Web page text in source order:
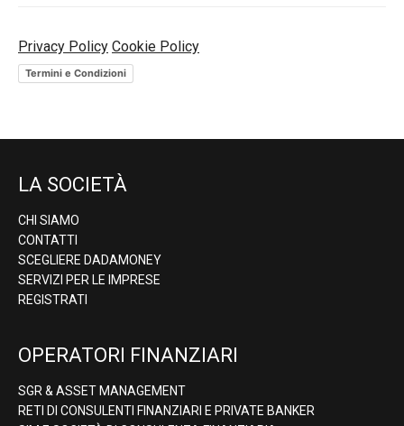
Privacy Policy Cookie Policy
Termini e Condizioni
LA SOCIETÀ
CHI SIAMO
CONTATTI
SCEGLIERE DADAMONEY
SERVIZI PER LE IMPRESE
REGISTRATI
OPERATORI FINANZIARI
SGR & ASSET MANAGEMENT
RETI DI CONSULENTI FINANZIARI E PRIVATE BANKER